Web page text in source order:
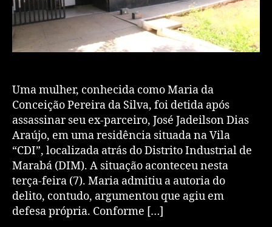
Uma mulher, conhecida como Maria da
Conceição Pereira da Silva, foi detida após
assassinar seu ex-parceiro, José Jadeilson Dias
Araújo, em uma residência situada na Vila
“CDI”, localizada atrás do Distrito Industrial de
Marabá (DIM). A situação aconteceu nesta
terça-feira (7). Maria admitiu a autoria do
delito, contudo, argumentou que agiu em
defesa própria. Conforme […]